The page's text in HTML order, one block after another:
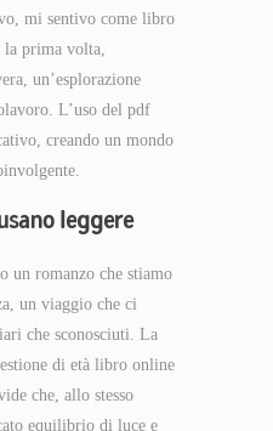
mi sentivo come libro
la prima volta,
un’esplorazione
L’uso del pdf
creando un mondo
leggere
un romanzo che stiamo
un viaggio che ci
che sconosciuti. La
di età libro online
che, allo stesso
equilibrio di luce e